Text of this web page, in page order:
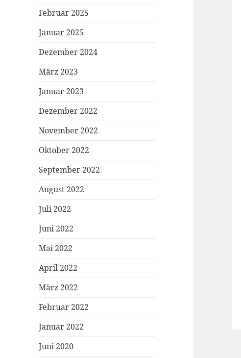
Februar 2025
Januar 2025
Dezember 2024
März 2023
Januar 2023
Dezember 2022
November 2022
Oktober 2022
September 2022
August 2022
Juli 2022
Juni 2022
Mai 2022
April 2022
März 2022
Februar 2022
Januar 2022
Juni 2020